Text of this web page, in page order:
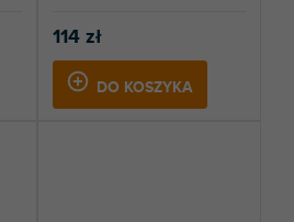
114 zł
DO KOSZYKA